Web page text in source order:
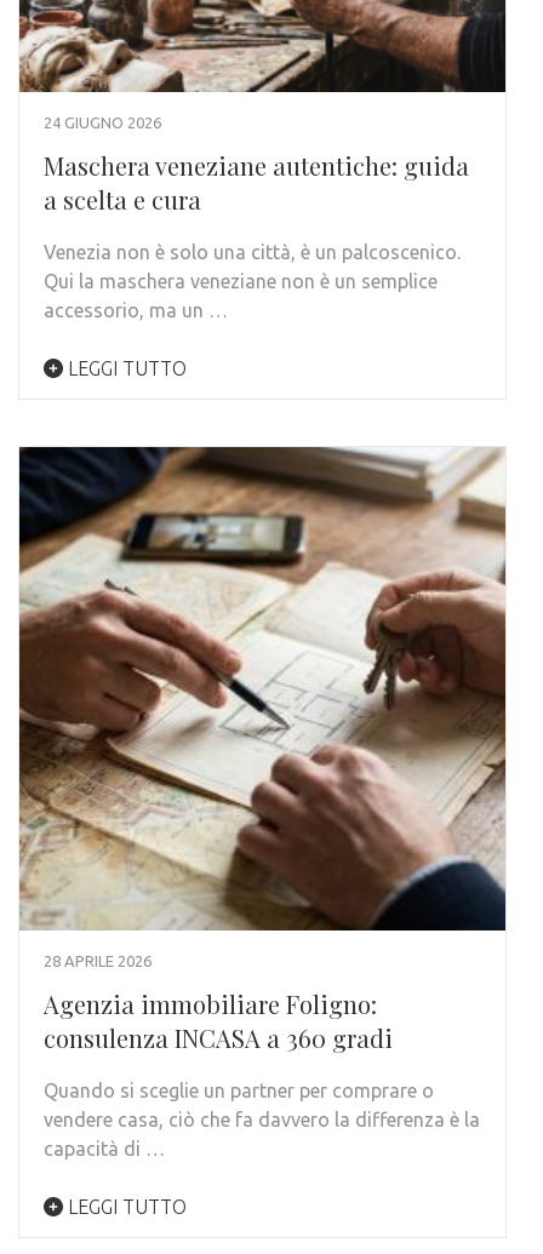
24 GIUGNO 2026
Maschera veneziane autentiche: guida
a scelta e cura
Venezia non è solo una città, è un palcoscenico.
Qui la maschera veneziane non è un semplice
accessorio, ma un …
LEGGI TUTTO
28 APRILE 2026
Agenzia immobiliare Foligno:
consulenza INCASA a 360 gradi
Quando si sceglie un partner per comprare o
vendere casa, ciò che fa davvero la differenza è la
capacità di …
LEGGI TUTTO